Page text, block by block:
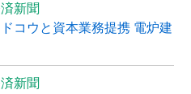
新聞
コウと資本業務提携 電炉建
新聞